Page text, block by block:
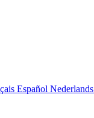
Español Nederlands